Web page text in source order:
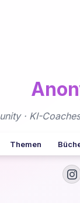
· KI-
Themen